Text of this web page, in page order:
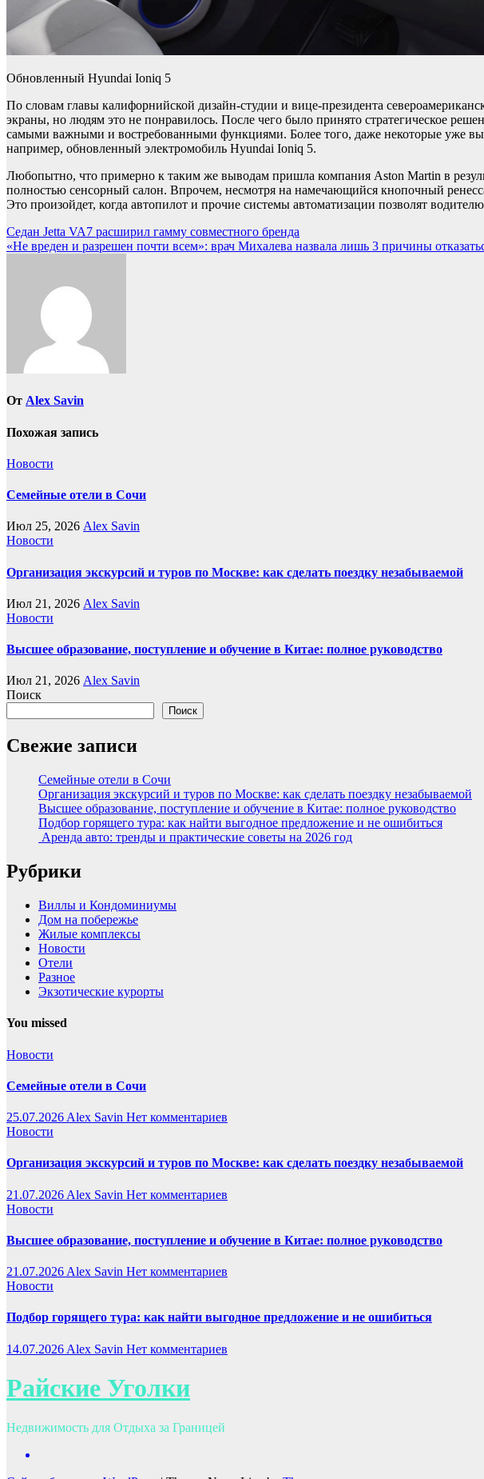
Обновленный Hyundai Ioniq 5
По словам главы калифорнийской дизайн-студии и вице-президента
экраны, но людям это не понравилось. После чего было принято стратегическое
самыми важными и востребованными функциями. Более того, даже некоторые уже
например, обновленный электромобиль Hyundai Ioniq 5.
Любопытно, что примерно к таким же выводам пришла компания Aston Martin в
полностью сенсорный салон. Впрочем, несмотря на намечающийся кнопочный
Это произойдет, когда автопилот и прочие системы автоматизации позволят
Навигация
по
Седан Jetta VA7 расширил гамму совместного бренда
«Не вреден и разрешен почти всем»: врач Михалева назвала лишь 3 причины
От Alex Savin
Похожая запись
Новости
Семейные отели в Сочи
Июл 25, 2026 Alex Savin
Новости
Организация экскурсий и туров по Москве: как сделать поездку незабываемой
Июл 21, 2026 Alex Savin
Новости
Высшее образование, поступление и обучение в Китае: полное руководство
Июл 21, 2026 Alex Savin
Поиск
Поиск
Свежие записи
Семейные отели в Сочи
Организация экскурсий и туров по Москве: как сделать поездку незабываемой
Высшее образование, поступление и обучение в Китае: полное руководство
Подбор горящего тура: как найти выгодное предложение и не ошибиться
Аренда авто: тренды и практические советы на 2026 год
Рубрики
Виллы и Кондоминиумы
Дом на побережье
Жилые комплексы
Новости
Отели
Разное
Экзотические курорты
You missed
Новости
Семейные отели в Сочи
25.07.2026 Alex Savin Нет комментариев
Новости
Организация экскурсий и туров по Москве: как сделать поездку незабываемой
21.07.2026 Alex Savin Нет комментариев
Новости
Высшее образование, поступление и обучение в Китае: полное руководство
21.07.2026 Alex Savin Нет комментариев
Новости
Подбор горящего тура: как найти выгодное предложение и не ошибиться
14.07.2026 Alex Savin Нет комментариев
Райские Уголки
Недвижимость для Отдыха за Границей